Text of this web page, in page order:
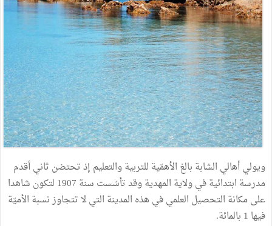
ويولي أهالي الشابة بالغ الأهمّية للتربية والتعليم إذ تحتضن ثاني أقدم
مدرسة ابتدائية في ولاية المهدية وقد تأسّست سنة 1907 لتكون شاهدا
على مكانة التحصيل العلمي في هذه المدينة التي لا تتجاوز نسبة الأميّة
فيها 1 بالمائة.